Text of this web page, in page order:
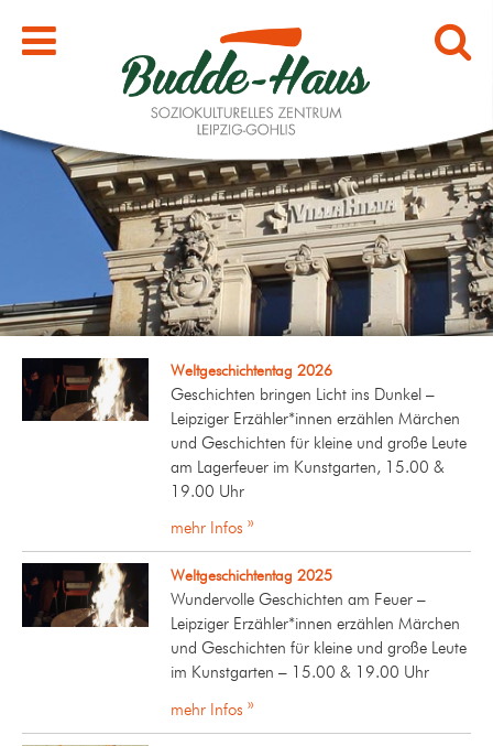
Weltgeschichtentag 2026
Geschichten bringen Licht ins Dunkel –
Leipziger Erzähler*innen erzählen Märchen
und Geschichten für kleine und große Leute
am Lagerfeuer im Kunstgarten, 15.00 &
19.00 Uhr
mehr Infos »
Weltgeschichtentag 2025
Wundervolle Geschichten am Feuer –
Leipziger Erzähler*innen erzählen Märchen
und Geschichten für kleine und große Leute
im Kunstgarten – 15.00 & 19.00 Uhr
mehr Infos »